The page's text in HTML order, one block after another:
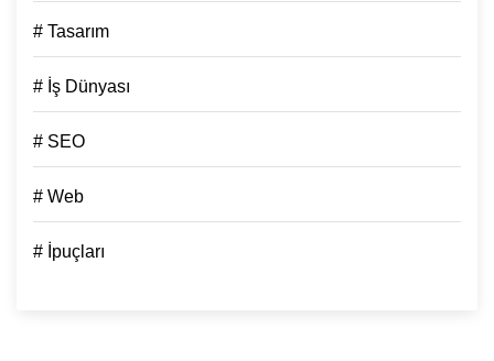
# Tasarım
# İş Dünyası
# SEO
# Web
# İpuçları